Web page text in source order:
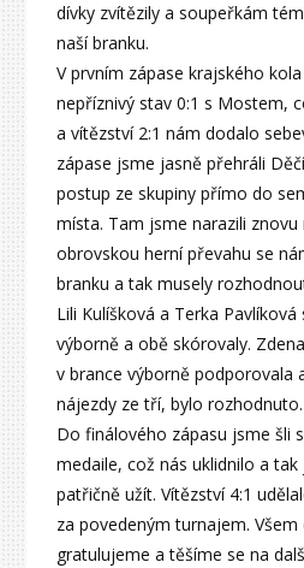
dívky zvítězily a soupeřkám
naší branku.
V prvním zápase krajského
nepříznivý stav 0:1 s Mostem,
a vítězství 2:1 nám dodalo
zápase jsme jasně přehráli
postup ze skupiny přímo do
místa. Tam jsme narazili
obrovskou herní převahu se
branku a tak musely
Lili Kulíšková a Terka
výborně a obě skórovaly.
v brance výborně podporovala
nájezdy ze tří, bylo
Do finálového zápasu jsme šli
medaile, což nás uklidnilo a
patřičně užít. Vítězství 4:1
za povedeným turnajem.
gratulujeme a těšíme se na